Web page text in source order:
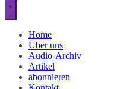
Home
Über uns
Audio-Archiv
Artikel
abonnieren